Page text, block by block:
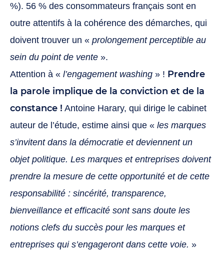
%). 56 % des consommateurs français sont en
outre attentifs à la cohérence des démarches, qui
doivent trouver un « prolongement perceptible au
sein du point de vente ».
Attention à « l’engagement washing » ! Prendre
la parole implique de la conviction et de la
constance ! Antoine Harary, qui dirige le cabinet
auteur de l’étude, estime ainsi que « les marques
s’invitent dans la démocratie et deviennent un
objet politique. Les marques et entreprises doivent
prendre la mesure de cette opportunité et de cette
responsabilité : sincérité, transparence,
bienveillance et efficacité sont sans doute les
notions clefs du succès pour les marques et
entreprises qui s’engageront dans cette voie. »